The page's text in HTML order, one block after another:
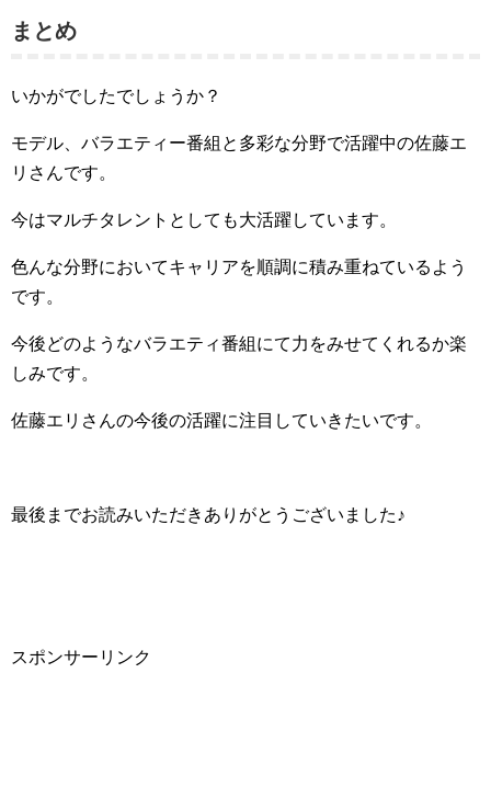
まとめ
いかがでしたでしょうか？
モデル、バラエティー番組 と多彩な分野で活躍中の佐藤エ
リさんです。
今はマルチタレントとしても大活躍しています。
色んな分野においてキャリアを順調に積み重ねているよう
です。
今後どのようなバラエティ番組にて力をみせてくれるか楽
しみです。
佐藤エリさんの今後の活躍に注目していきたいです。
最後までお読みいただきありがとうございました♪
スポンサーリンク